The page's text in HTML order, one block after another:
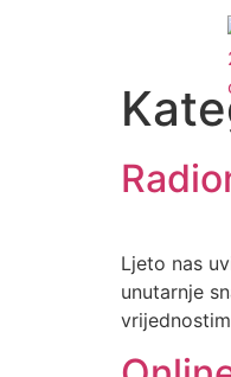
Ljeto nas
unutarnje